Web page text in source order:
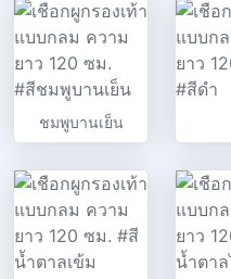
ชมพูบานเย็น